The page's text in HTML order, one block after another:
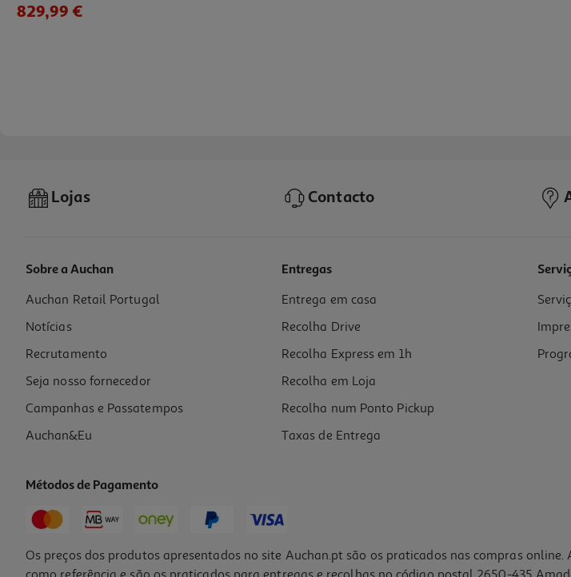
829,99 €
Ipad Mini 7 Apple Wi-Fi+cellular 512gb Starlligh
1249.99 €/un
1.249,99 €
Lojas Contacto
Sobre a Auchan
Auchan Retail Portugal
Notícias
Recrutamento
Seja nosso fornecedor
Campanhas e Passatempos
Auchan&Eu
Entregas
Entrega em casa
Recolha Drive
Recolha Express em 1h
Recolha em Loja
Recolha num Ponto Pickup
Taxas de Entrega
Métodos de Pagamento
Os preços dos produtos apresentados no site Auchan.pt são os praticados nas compras